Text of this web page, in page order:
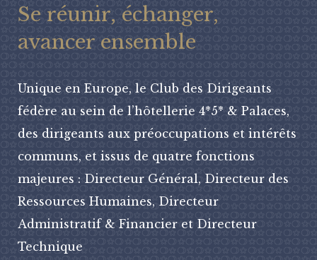
Se réunir, échanger,
avancer ensemble
Unique en Europe, le Club des Dirigeants
fédère au sein de l’hôtellerie 4*5* & Palaces,
des dirigeants aux préoccupations et intérêts
communs, et issus de quatre fonctions
majeures : Directeur Général, Directeur des
Ressources Humaines, Directeur
Administratif & Financier et Directeur
Technique